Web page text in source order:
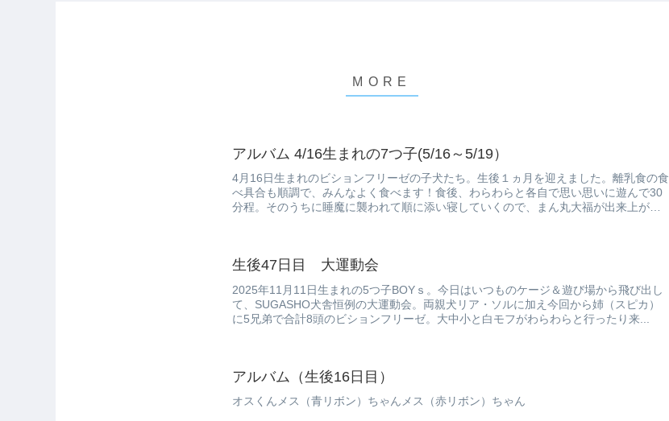
アルバム 4/16生まれの7つ子(5/16～5/19）
4月16日生まれのビションフリーゼの子犬たち。生後１ヵ月を迎えました。離乳食の食
べ具合も順調で、みんなよく食べます！食後、わらわらと各自で思い思いに遊んで30
分程。そのうちに睡魔に襲われて順に添い寝していくので、まん丸大福が出来上がっ
生後47日目 大運動会
2025年11月11日生まれの5つ子BOYｓ。今日はいつものケージ＆遊び場から飛び出し
て、SUGASHO犬舎恒例の大運動会。両親犬リア・ソルに加え今回から姉（スピカ）
に5兄弟で合計8頭のビションフリーゼ。大中小と白モフがわらわらと行ったり来...
アルバム（生後16日目）
オスくんメス（青リボン）ちゃんメス（赤リボン）ちゃん